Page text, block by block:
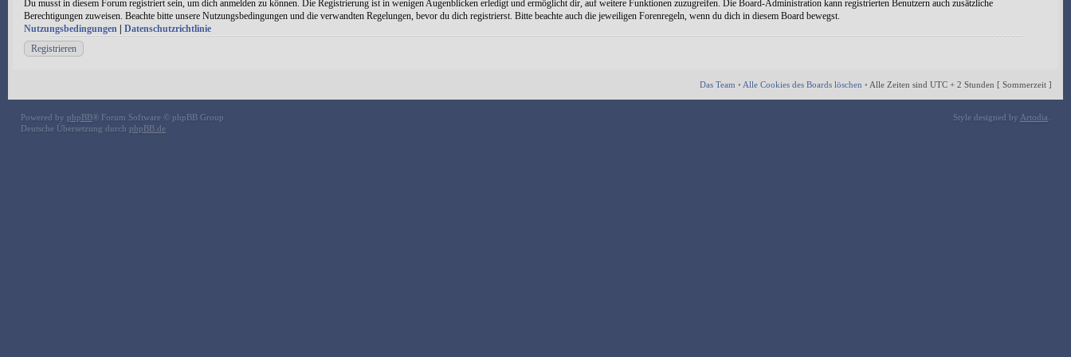
Du musst in diesem Forum registriert sein, um dich anmelden zu können. Die Registrierung ist in wenigen Augenblicken erledigt und ermöglicht dir, auf weitere Funktionen zuzugreifen. Die Board-Administration kann registrierten Benutzern auch zusätzliche
Berechtigungen zuweisen. Beachte bitte unsere Nutzungsbedingungen und die verwandten Regelungen, bevor du dich registrierst. Bitte beachte auch die jeweiligen Forenregeln, wenn du dich in diesem Board bewegst.
Nutzungsbedingungen
Datenschutzrichtlinie
Registrieren
Das Team • Alle Cookies des Boards löschen • Alle Zeiten sind UTC + 2 Stunden [ Sommerzeit ]
Powered by phpBB® Forum Software © phpBB Group
Deutsche Übersetzung durch phpBB.de
Style designed by Artodia